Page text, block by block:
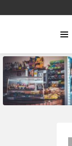
STORIES